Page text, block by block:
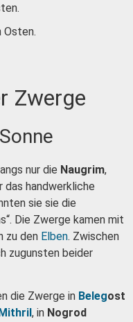
Osten.
Zwerge
nur die Naugrim,
das handwerkliche
sie sie die
Die Zwerge kamen mit
zu den Elben. Zwischen
zugunsten beider
die Zwerge in Belegost
Mithril , in Nogrod